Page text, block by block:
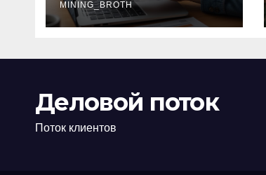
офис: порядок,
требования и
MINING_BROTH
Деловой поток
Поток клиентов